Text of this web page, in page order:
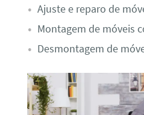
Ajuste e reparo de
Montagem de móveis
Desmontagem de